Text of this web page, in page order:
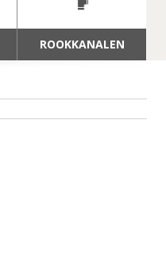
ROOKKANALEN